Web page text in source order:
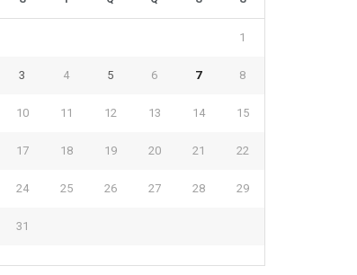
1
3 4 5 6 7 8
10 11 12 13 14 15
17 18 19 20 21 22
24 25 26 27 28 29
31